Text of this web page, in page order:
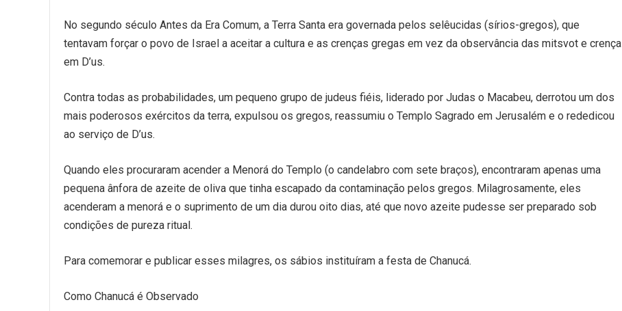
No segundo século Antes da Era Comum, a Terra Santa era governada pelos selêucidas (sírios-gregos), que
tentavam forçar o povo de Israel a aceitar a cultura e as crenças gregas em vez da observância das mitsvot e crença
em D’us.
Contra todas as probabilidades, um pequeno grupo de judeus fiéis, liderado por Judas o Macabeu, derrotou um dos
mais poderosos exércitos da terra, expulsou os gregos, reassumiu o Templo Sagrado em Jerusalém e o rededicou
ao serviço de D’us.
Quando eles procuraram acender a Menorá do Templo (o candelabro com sete braços), encontraram apenas uma
pequena ânfora de azeite de oliva que tinha escapado da contaminação pelos gregos. Milagrosamente, eles
acenderam a menorá e o suprimento de um dia durou oito dias, até que novo azeite pudesse ser preparado sob
condições de pureza ritual.
Para comemorar e publicar esses milagres, os sábios instituíram a festa de Chanucá.
Como Chanucá é Observado